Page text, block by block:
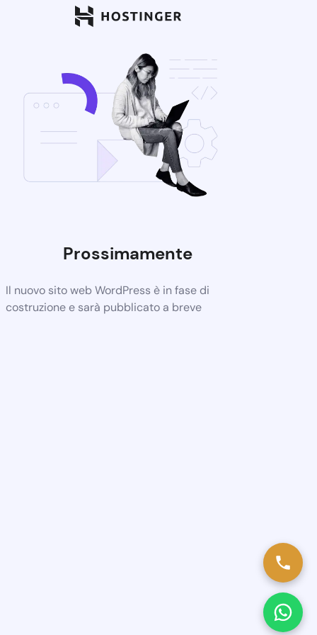
Prossimamente
Il nuovo sito web WordPress è in fase di
costruzione e sarà pubblicato a breve